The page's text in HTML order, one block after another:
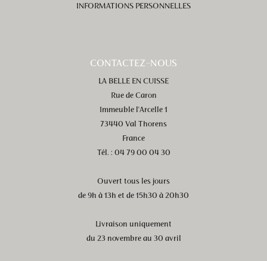
INFORMATIONS PERSONNELLES
CONTACTEZ-NOUS
LA BELLE EN CUISSE
Rue de Caron
Immeuble l'Arcelle 1
73440 Val Thorens
France
Tél. : 04 79 00 04 30
Ouvert tous les jours
de 9h à 13h et de 15h30 à 20h30
Livraison uniquement
du 23 novembre au 30 avril